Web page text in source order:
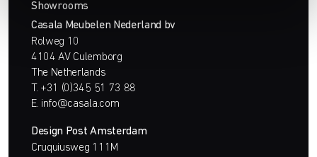
Showrooms
Casala Meubelen Nederland bv
Rolweg 10
4104 AV Culemborg
The Netherlands
T. +31 (0)345 51 73 88
E. info@casala.com
Design Post Amsterdam
Cruquiusweg 111M